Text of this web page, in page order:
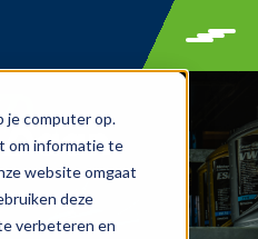
je computer op.
om informatie te
website omgaat
deze
verbeteren en